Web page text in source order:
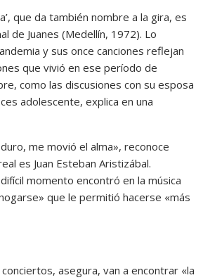
que da también nombre a la gira, es
de Juanes (Medellín, 1972). Lo
y sus once canciones reflejan
que vivió en ese período de
como las discusiones con su esposa
adolescente, explica en una
me movió el alma», reconoce
es Juan Esteban Aristizábal.
momento encontró en la música
que le permitió hacerse «más
asegura, van a encontrar «la